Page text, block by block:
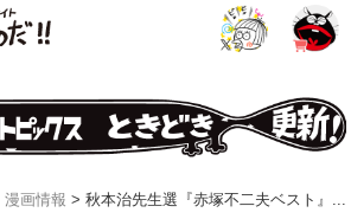
漫画情報 > 秋本治先生選『赤塚不二夫ベスト』...